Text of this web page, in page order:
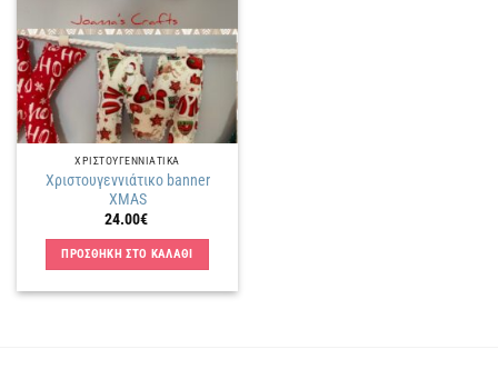
επιθυμιών
ΧΡΙΣΤΟΥΓΕΝΝΙΑΤΙΚΑ
Χριστουγεννιάτικο banner
XMAS
24.00€
ΠΡΟΣΘΗΚΗ ΣΤΟ ΚΑΛΑΘΙ